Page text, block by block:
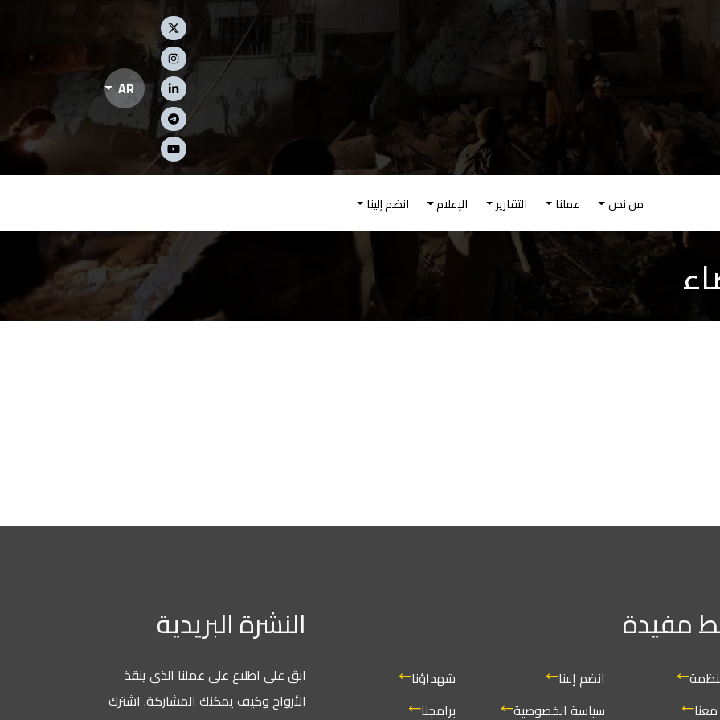
Social Links
AR
القائمة الرئيسية
التقارير الإعلام انضم إلينا
انضم إلينا
سياسة الخصوصية
شهداؤنا
برامجنا
النشرة البريدية
ابقَ على اطلاع على عملنا الذي ينقذ
الأرواح وكيف يمكنك المشاركة. اشترك